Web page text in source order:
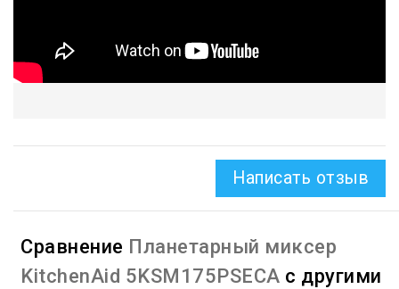
Написать отзыв
Сравнение Планетарный миксер
KitchenAid 5KSM175PSECA с другими